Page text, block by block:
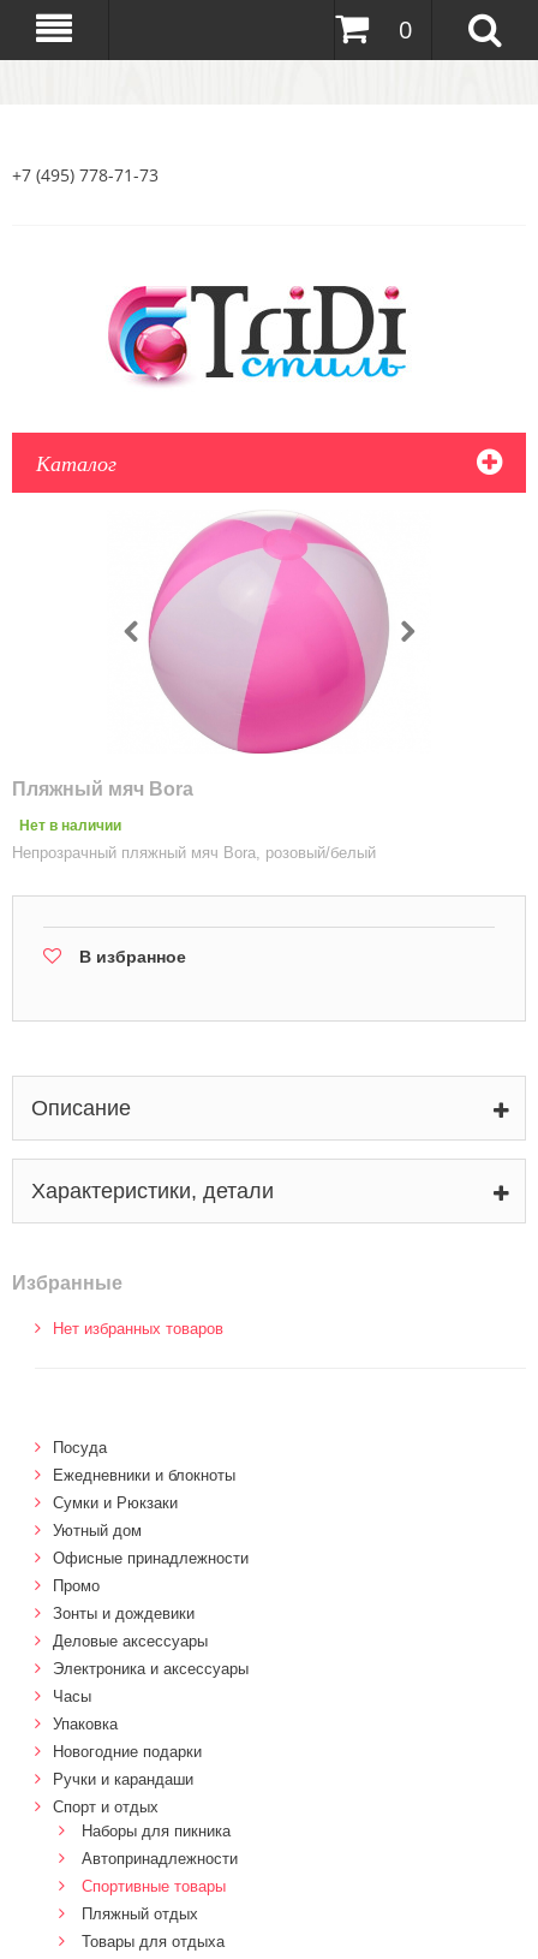
0
+7 (495) 778-71-73
Каталог
Пляжный мяч Bora
Нет в наличии
Непрозрачный пляжный мяч Bora, розовый/белый
В избранное
Описание
Характеристики, детали
Избранные
Нет избранных товаров
Посуда
Ежедневники и блокноты
Сумки и Рюкзаки
Уютный дом
Офисные принадлежности
Промо
Зонты и дождевики
Деловые аксессуары
Электроника и аксессуары
Часы
Упаковка
Новогодние подарки
Ручки и карандаши
Спорт и отдых
Наборы для пикника
Автопринадлежности
Спортивные товары
Пляжный отдых
Товары для отдыха